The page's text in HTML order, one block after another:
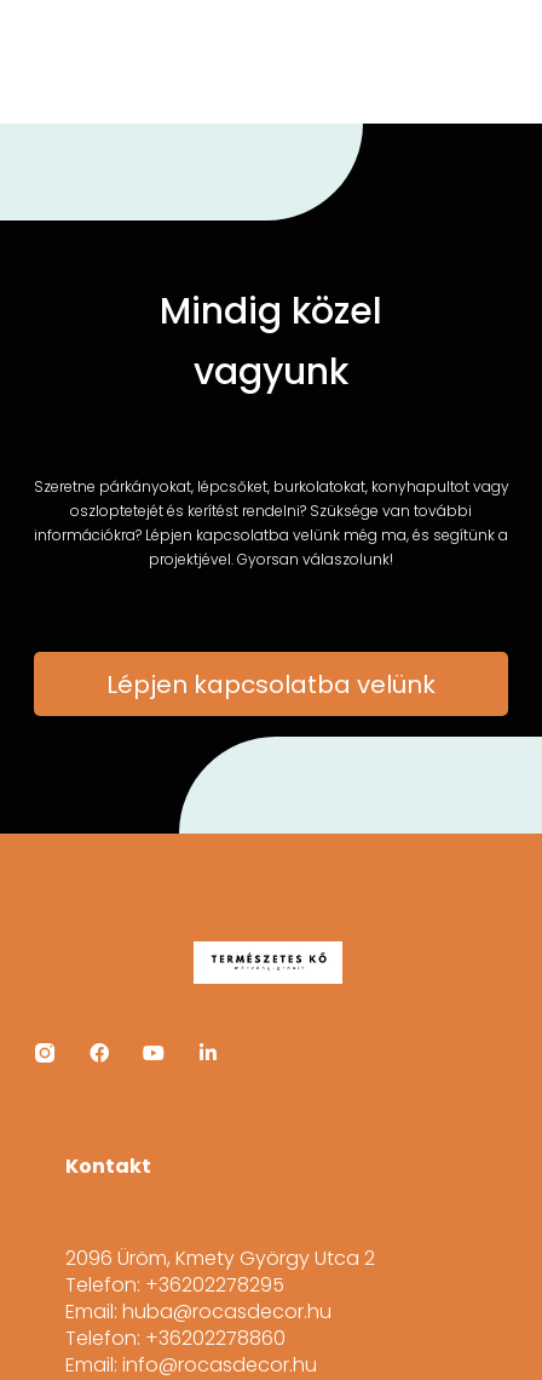
Mindig közel
vagyunk
Szeretne párkányokat, lépcsőket, burkolatokat, konyhapultot vagy
oszloptetejét és kerítést rendelni? Szüksége van további
információkra? Lépjen kapcsolatba velünk még ma, és segítünk a
projektjével. Gyorsan válaszolunk!
Lépjen kapcsolatba velünk
Kontakt
2096 Üröm, Kmety György Utca 2
Telefon: +36202278295
Email: huba@rocasdecor.hu
Telefon: +36202278860
Email: info@rocasdecor.hu